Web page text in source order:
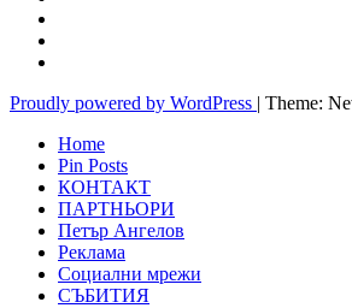
Proudly powered by WordPress | Theme:
Home
Pin Posts
КОНТАКТ
ПАРТНЬОРИ
Петър Ангелов
Реклама
Социални мрежи
СЪБИТИЯ